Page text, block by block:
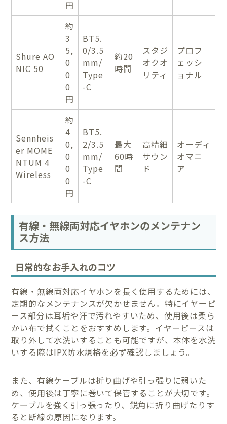
円
Shure AO
NIC 50
約
3
5,
0
0
0
円
BT5.
0/3.5
mm/
Type
-C
約20
時間
スタジ
オクオ
リティ
プロフ
ェッシ
ョナル
Sennheis
er MOME
NTUM 4
Wireless
約
4
0,
0
0
0
円
BT5.
2/3.5
mm/
Type
-C
最大
60時
間
高精細
サウン
ド
オーディ
オマニ
ア
有線・無線両対応イヤホンのメンテナン
ス方法
日常的なお手入れのコツ
有線・無線両対応イヤホンを長く使用するためには、
定期的なメンテナンスが欠かせません。特にイヤーピ
ース部分は耳垢や汗で汚れやすいため、使用後は柔ら
かい布で拭くことをおすすめします。イヤーピースは
取り外して水洗いすることも可能ですが、本体を水洗
いする際はIPX防水規格を必ず確認しましょう。
また、有線ケーブルは折り曲げや引っ張りに弱いた
め、使用後は丁寧に巻いて保管することが大切です。
ケーブルを強く引っ張ったり、鋭角に折り曲げたりす
ると断線の原因になります。